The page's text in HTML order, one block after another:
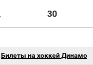
30
Билеты на хоккей Динамо